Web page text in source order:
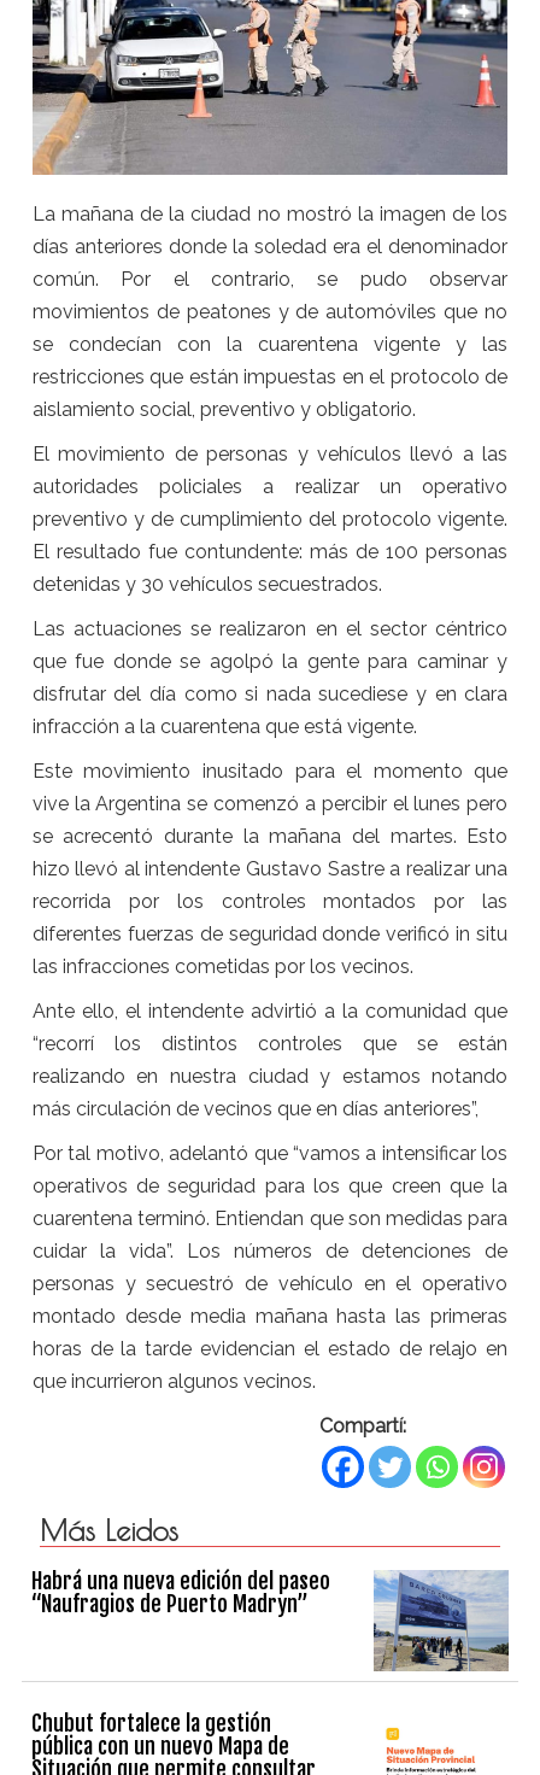
La mañana de la ciudad no mostró la imagen de los
días anteriores donde la soledad era el denominador
común. Por el contrario, se pudo observar
movimientos de peatones y de automóviles que no
se condecían con la cuarentena vigente y las
restricciones que están impuestas en el protocolo de
aislamiento social, preventivo y obligatorio.
El movimiento de personas y vehículos llevó a las
autoridades policiales a realizar un operativo
preventivo y de cumplimiento del protocolo vigente.
El resultado fue contundente: más de 100 personas
detenidas y 30 vehículos secuestrados.
Las actuaciones se realizaron en el sector céntrico
que fue donde se agolpó la gente para caminar y
disfrutar del día como si nada sucediese y en clara
infracción a la cuarentena que está vigente.
Este movimiento inusitado para el momento que
vive la Argentina se comenzó a percibir el lunes pero
se acrecentó durante la mañana del martes. Esto
hizo llevó al intendente Gustavo Sastre a realizar una
recorrida por los controles montados por las
diferentes fuerzas de seguridad donde verificó in situ
las infracciones cometidas por los vecinos.
Ante ello, el intendente advirtió a la comunidad que
“recorrí los distintos controles que se están
realizando en nuestra ciudad y estamos notando
más circulación de vecinos que en días anteriores”,
Por tal motivo, adelantó que “vamos a intensificar los
operativos de seguridad para los que creen que la
cuarentena terminó. Entiendan que son medidas para
cuidar la vida”. Los números de detenciones de
personas y secuestró de vehículo en el operativo
montado desde media mañana hasta las primeras
horas de la tarde evidencian el estado de relajo en
que incurrieron algunos vecinos.
Compartí:
Más Leidos
Habrá una nueva edición del paseo
“Naufragios de Puerto Madryn”
Chubut fortalece la gestión
pública con un nuevo Mapa de
Situación que permite consultar